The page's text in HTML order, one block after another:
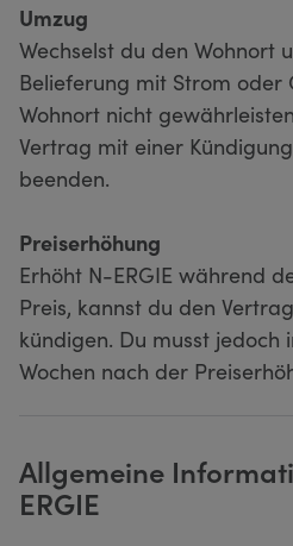
Umzug
Wechselst du den Wohnort
Belieferung mit Strom oder
Wohnort nicht
Vertrag mit einer
beenden.
Preiserhöhung
Erhöht N-ERGIE während
Preis, kannst du den
kündigen. Du musst jedoch
Wochen nach der
Allgemeine
ERGIE